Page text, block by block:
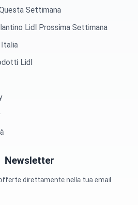
Settimana
Lidl Prossima Settimana
Italia
Lidl
Newsletter
direttamente nella tua email